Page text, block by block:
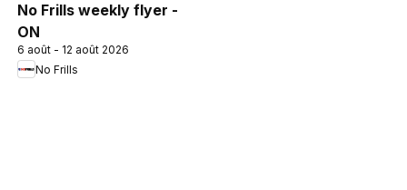
No Frills weekly flyer -
ON
6 août - 12 août 2026
No Frills